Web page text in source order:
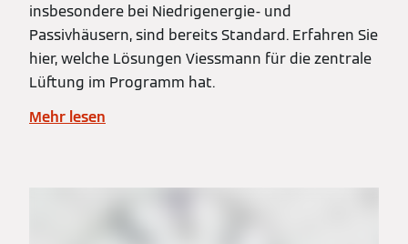
insbesondere bei Niedrigenergie- und
Passivhäusern, sind bereits Standard. Erfahren Sie
hier, welche Lösungen Viessmann für die zentrale
Lüftung im Programm hat.
Mehr lesen